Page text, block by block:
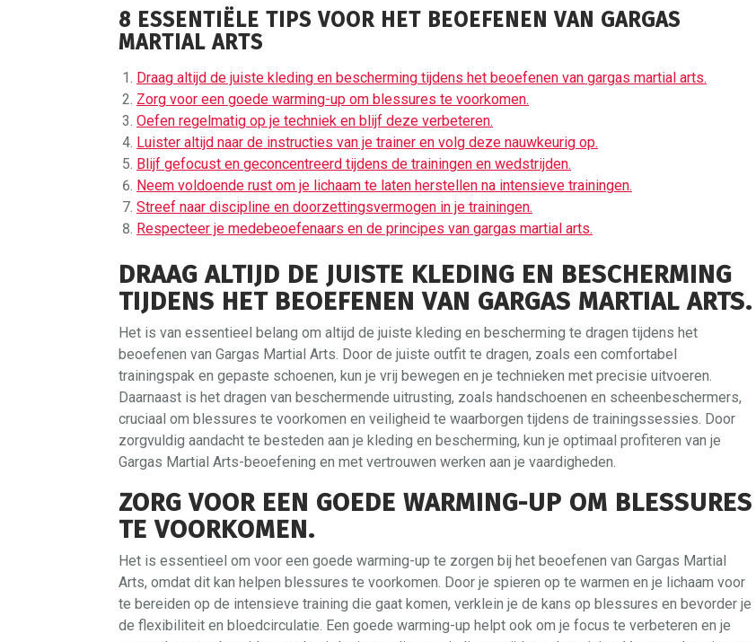
8 ESSENTIËLE TIPS VOOR HET BEOEFENEN VAN GARGAS
MARTIAL ARTS
Draag altijd de juiste kleding en bescherming tijdens het beoefenen van gargas martial arts.
Zorg voor een goede warming-up om blessures te voorkomen.
Oefen regelmatig op je techniek en blijf deze verbeteren.
Luister altijd naar de instructies van je trainer en volg deze nauwkeurig op.
Blijf gefocust en geconcentreerd tijdens de trainingen en wedstrijden.
Neem voldoende rust om je lichaam te laten herstellen na intensieve trainingen.
Streef naar discipline en doorzettingsvermogen in je trainingen.
Respecteer je medebeoefenaars en de principes van gargas martial arts.
DRAAG ALTIJD DE JUISTE KLEDING EN BESCHERMING
TIJDENS HET BEOEFENEN VAN GARGAS MARTIAL ARTS.
Het is van essentieel belang om altijd de juiste kleding en bescherming te dragen tijdens het
beoefenen van Gargas Martial Arts. Door de juiste outfit te dragen, zoals een comfortabel
trainingspak en gepaste schoenen, kun je vrij bewegen en je technieken met precisie uitvoeren.
Daarnaast is het dragen van beschermende uitrusting, zoals handschoenen en scheenbeschermers,
cruciaal om blessures te voorkomen en veiligheid te waarborgen tijdens de trainingssessies. Door
zorgvuldig aandacht te besteden aan je kleding en bescherming, kun je optimaal profiteren van je
Gargas Martial Arts-beoefening en met vertrouwen werken aan je vaardigheden.
ZORG VOOR EEN GOEDE WARMING-UP OM BLESSURES
TE VOORKOMEN.
Het is essentieel om voor een goede warming-up te zorgen bij het beoefenen van Gargas Martial
Arts, omdat dit kan helpen blessures te voorkomen. Door je spieren op te warmen en je lichaam voor
te bereiden op de intensieve training die gaat komen, verklein je de kans op blessures en bevorder je
de flexibiliteit en bloedcirculatie. Een goede warming-up helpt ook om je focus te verbeteren en je